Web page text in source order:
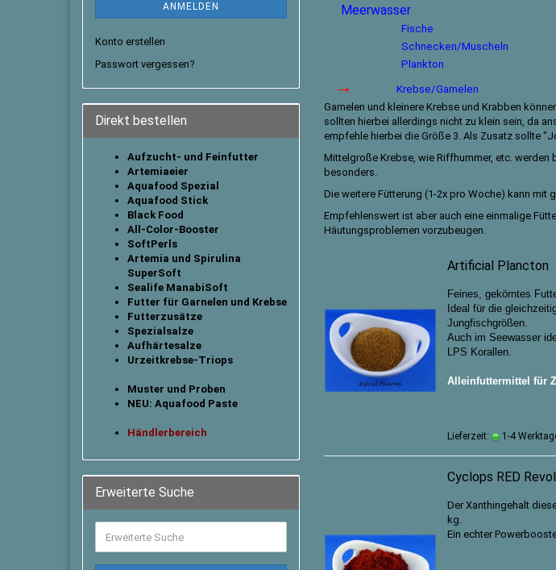
Meerwasser
Fische
Schnecken/Muscheln
Plankton
→
Krebse/Garnelen
Garnelen und kleinere Krebse und Krabben
sollten hierbei allerdings nicht zu klein sein, da
empfehle hierbei die Größe 3. Als Zusatz sollte
Mittelgroße Krebse, wie Riffhummer, etc.
besonders.
Die weitere Fütterung (1-2x pro Woche) kann mit
Empfehlenswert ist aber auch eine einmalige
Häutungsproblemen vorzubeugen.
Artificial Plancton
Feines, gekörntes
Ideal für die
Jungfischgrößen.
Auch im Seewasser
LPS Korallen.
Alleinfuttermittel für
Lieferzeit: 1-4
Cyclops RED
Der Xanthingehalt
kg.
Ein echter
ANMELDEN
Konto erstellen
Passwort vergessen?
Direkt bestellen
Aufzucht- und Feinfutter
Artemiaeier
Aquafood Spezial
Aquafood Stick
B lack Food
All-Color-Booster
SoftPerls
Artemia und Spirulina
SuperSoft
Sealife ManabiSoft
Futter für Garnelen und Krebse
Futterzusätze
Spezialsalze
Aufhärtesalze
Urzeitkrebse-Triops
Muster und Proben
NEU: Aquafood Paste
Händlerbereich
Erweiterte Suche